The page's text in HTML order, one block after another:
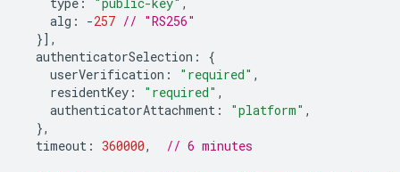
alg : -257 // "RS256"
}],
authenticatorSelection :
{
userVerification : "required" ,
residentKey : "required" ,
authenticatorAttachment : "platform" ,
},
timeout : 360000, // 6 minutes